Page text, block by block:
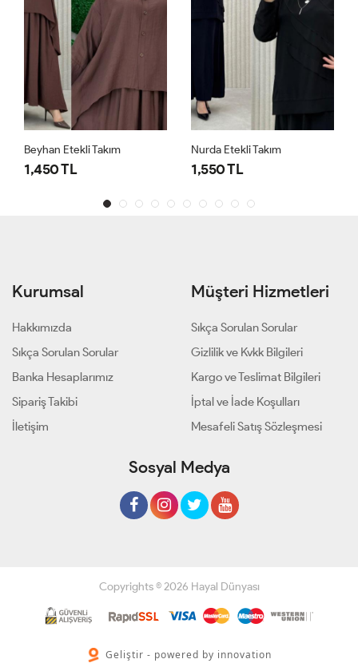
Beyhan Etekli Takım
1,450 TL
Nurda Etekli Takım
1,550 TL
Kurumsal
Hakkımızda
Sıkça Sorulan Sorular
Banka Hesaplarımız
Sipariş Takibi
İletişim
Müşteri Hizmetleri
Sıkça Sorulan Sorular
Gizlilik ve Kvkk Bilgileri
Kargo ve Teslimat Bilgileri
İptal ve İade Koşulları
Mesafeli Satış Sözleşmesi
Sosyal Medya
Copyrights © 2026 Hayal Dünyası
Geliştir - powered by innovation